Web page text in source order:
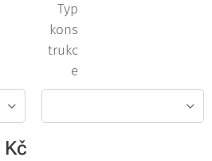
Typ
kons
trukc
e
Kč